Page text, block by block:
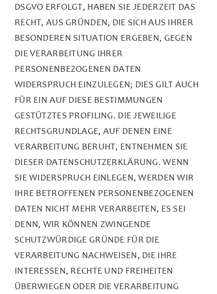
DSGVO ERFOLGT, HABEN SIE JEDERZEIT DAS
RECHT, AUS GRÜNDEN, DIE SICH AUS IHRER
BESONDEREN SITUATION ERGEBEN, GEGEN
DIE VERARBEITUNG IHRER
PERSONENBEZOGENEN DATEN
WIDERSPRUCH EINZULEGEN; DIES GILT AUCH
FÜR EIN AUF DIESE BESTIMMUNGEN
GESTÜTZTES PROFILING. DIE JEWEILIGE
RECHTSGRUNDLAGE, AUF DENEN EINE
VERARBEITUNG BERUHT, ENTNEHMEN SIE
DIESER DATENSCHUTZERKLÄRUNG. WENN
SIE WIDERSPRUCH EINLEGEN, WERDEN WIR
IHRE BETROFFENEN PERSONENBEZOGENEN
DATEN NICHT MEHR VERARBEITEN, ES SEI
DENN, WIR KÖNNEN ZWINGENDE
SCHUTZWÜRDIGE GRÜNDE FÜR DIE
VERARBEITUNG NACHWEISEN, DIE IHRE
INTERESSEN, RECHTE UND FREIHEITEN
ÜBERWIEGEN ODER DIE VERARBEITUNG